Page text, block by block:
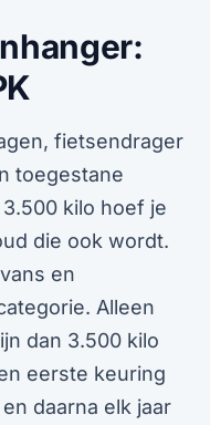
fietsendrager
toegestane
kilo hoef je
die ook wordt.
en
Alleen
dan 3.500 kilo
eerste keuring
daarna elk jaar